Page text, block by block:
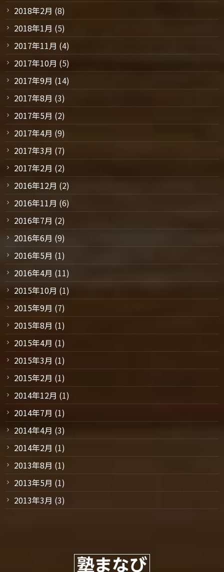
2018年2月 (8)
2018年1月 (5)
2017年11月 (4)
2017年10月 (5)
2017年9月 (14)
2017年8月 (3)
2017年5月 (2)
2017年4月 (9)
2017年3月 (7)
2017年2月 (2)
2016年12月 (2)
2016年11月 (6)
2016年7月 (2)
2016年6月 (9)
2016年5月 (1)
2016年4月 (11)
2015年10月 (1)
2015年9月 (7)
2015年8月 (1)
2015年4月 (1)
2015年3月 (1)
2015年2月 (1)
2014年12月 (1)
2014年7月 (1)
2014年4月 (3)
2014年2月 (1)
2013年8月 (1)
2013年5月 (1)
2013年3月 (3)